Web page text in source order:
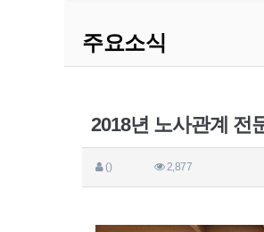
주요소식
2018년 노사관계 전
() 2,877